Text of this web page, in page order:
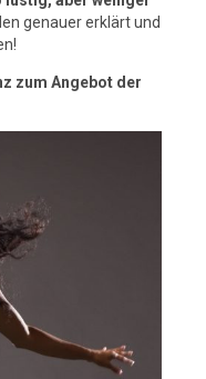
genauer erklärt und
zum Angebot der